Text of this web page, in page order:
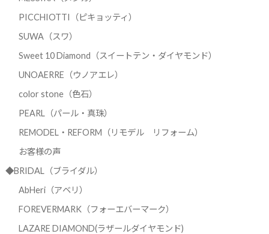
PICCHIOTTI（ピキョッティ）
SUWA（スワ）
Sweet 10 Diamond（スイートテン・ダイヤモンド）
UNOAERRE（ウノアエレ）
color stone（色石）
PEARL（パール・真珠）
REMODEL・REFORM（リモデル リフォーム）
お客様の声
◆BRIDAL（ブライダル）
AbHeri（アベリ）
FOREVERMARK（フォーエバーマーク）
LAZARE DIAMOND(ラザールダイヤモンド)